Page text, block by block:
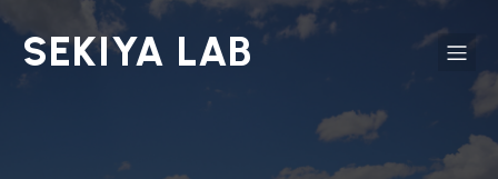
SEKIYA LAB